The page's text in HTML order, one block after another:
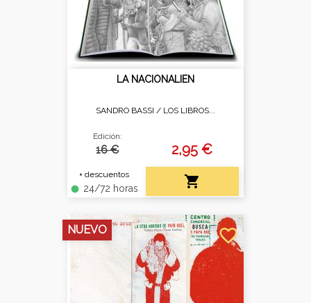
LA NACIONALIEN
SANDRO BASSI / LOS LIBROS...
Edición:
16 €
+ descuentos
fiber_manual_record 24/72 horas
2,95 €

favorite_border
NUEVO